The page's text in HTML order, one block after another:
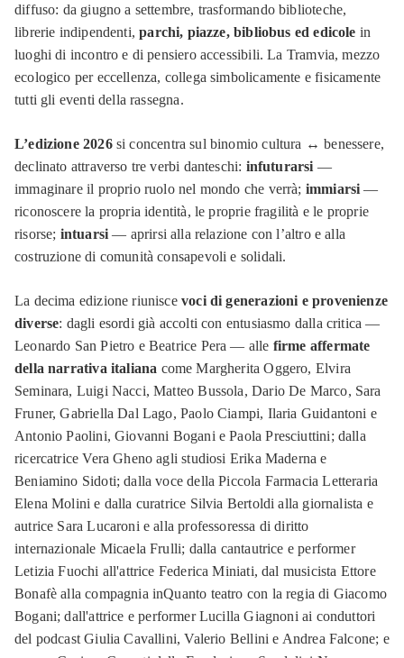
diffuso: da giugno a settembre, trasformando biblioteche,
librerie indipendenti, parchi, piazze, bibliobus ed edicole in
luoghi di incontro e di pensiero accessibili. La Tramvia, mezzo
ecologico per eccellenza, collega simbolicamente e fisicamente
tutti gli eventi della rassegna.
L’edizione 2026si concentra sul binomio cultura ↔ benessere,
declinato attraverso tre verbi danteschi: infuturarsi —
immaginare il proprio ruolo nel mondo che verrà; immiarsi —
riconoscere la propria identità, le proprie fragilità e le proprie
risorse; intuarsi — aprirsi alla relazione con l’altro e alla
costruzione di comunità consapevoli e solidali.
La decima edizione riuniscevoci di generazioni e provenienze
diverse: dagli esordi già accolti con entusiasmo dalla critica —
Leonardo San Pietro e Beatrice Pera — alle firme affermate
della narrativa italiana come Margherita Oggero, Elvira
Seminara, Luigi Nacci, Matteo Bussola, Dario De Marco, Sara
Fruner, Gabriella Dal Lago, Paolo Ciampi, Ilaria Guidantoni e
Antonio Paolini, Giovanni Bogani e Paola Presciuttini; dalla
ricercatrice Vera Gheno agli studiosi Erika Maderna e
Beniamino Sidoti; dalla voce della Piccola Farmacia Letteraria
Elena Molini e dalla curatrice Silvia Bertoldi alla giornalista e
autrice Sara Lucaroni e alla professoressa di diritto
internazionale Micaela Frulli; dalla cantautrice e performer
Letizia Fuochi all'attrice Federica Miniati, dal musicista Ettore
Bonafè alla compagnia inQuanto teatro con la regia di Giacomo
Bogani; dall'attrice e performer Lucilla Giagnoni ai conduttori
del podcast Giulia Cavallini, Valerio Bellini e Andrea Falcone; e